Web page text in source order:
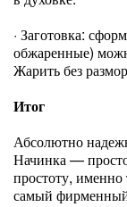
· Заготовка:
обжаренные)
Жарить без
Итог
Абсолютно
Начинка —
простоту, именно
самый